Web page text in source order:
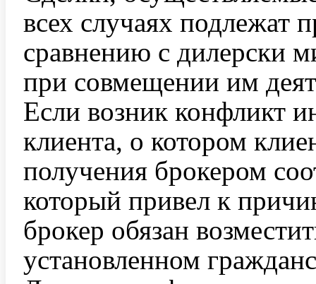
всех случаях подлежат
сравнению с дилерски
при совмещении им
Если возник конфликт
клиента, о котором
получения брокером
который привел к
брокер обязан
установленном